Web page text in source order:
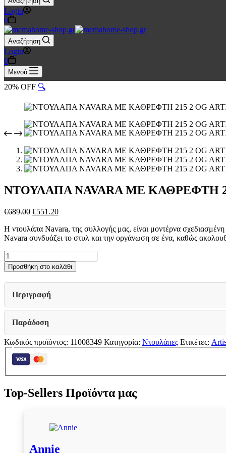
Login
Καλάθι
Αγορών
0
Αναζήτηση
Login
Καλάθι
Αγορών
0
Μενού
20% OFF 🔍
ΝΤΟΥΛΑΠΑ NAVARA ME ΚΑΘΡΕΦΤΗ
€689.00 Original
was:
€689.00.
€551.20Η
τιμή
είναι:
Η ντουλάπα Navara, της συλλογής μας, είναι μοντέρνα
Navara συνδυάζει το στυλ και την οργάνωση σε ένα, καθώς
ΝΤΟΥΛΑΠΑ
NAVARA
ME
ΚΑΘΡΕΦΤΗ
215
OG
ARTISAN
OAK
213x60x215,5εκ
ποσότητα
Προσθήκη στο καλάθι
Περιγραφή
Παράδοση
Κωδικός προϊόντος: 11008349 Κατηγορία: Ντουλάπες Ετικέτες:
Top-Sellers Προϊόντα μας
Annie